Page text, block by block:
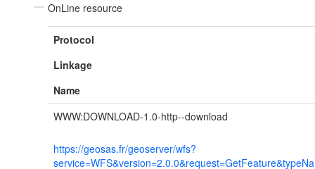
OnLine resource
Protocol
Linkage
Name
WWW:DOWNLOAD-1.0-http--download
https://geosas.fr/geoserver/wfs?